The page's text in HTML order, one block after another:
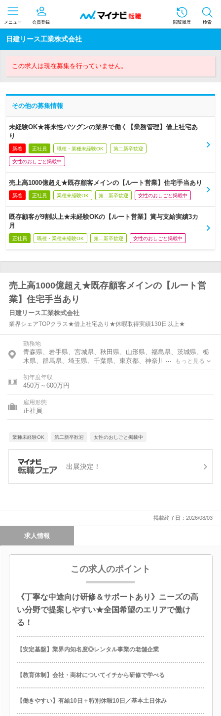
メニュー 会員登録 閲覧履歴 検索
日建リース工業株式会社
この求人は現在募集を行っていません。
その他の募集情報
未経験OK★将来性バツグンの業界で働く【業務管理】借上社宅あ
り
新着 正社員 職種・業種未経験OK 第二新卒歓迎
女性のおしごと掲載中
売上高1000億超え★既存顧客メインの【ルート営業】住宅手当あり
新着 正社員 業種未経験OK 第二新卒歓迎 女性のおしごと掲載中
既存顧客が9割以上★未経験OKの【ルート営業】賞与支給実績3カ
月
正社員 職種・業種未経験OK 第二新卒歓迎 女性のおしごと掲載中
売上高1000億超え★既存顧客メインの【ルート営
業】住宅手当あり
日建リース工業株式会社
業界シェアTOPクラス★借上社宅あり★休暇取得実績130日以上★
勤務地
青森県、岩手県、宮城県、秋田県、山形県、福島県、茨城県、栃
木県、群馬県、埼玉県、千葉県、東京都、神奈川県、石川県、新
潟県、長野県、静岡県、愛知県、大阪府、島根県、岡山県、広島
県、山口県、香川県、愛媛県、福岡県、長崎県、熊本県、大分
県、鹿児島県、沖縄県
もっと見る
初年度年収
450万～600万円
雇用形態
正社員
業種未経験OK 第二新卒歓迎 女性のおしごと掲載中
出展決定！
掲載終了日：2026/08/03
求人情報
この求人のポイント
《丁寧な中途向け研修＆サポートあり》ニーズの高
い分野で提案しやすい★全国希望のエリアで働け
る！
【安定基盤】業界内知名度◎レンタル事業の老舗企業
【教育体制】会社・商材についてイチから研修で学べる
【働きやすい】有給10日＋特別休暇10日／基本土日休み